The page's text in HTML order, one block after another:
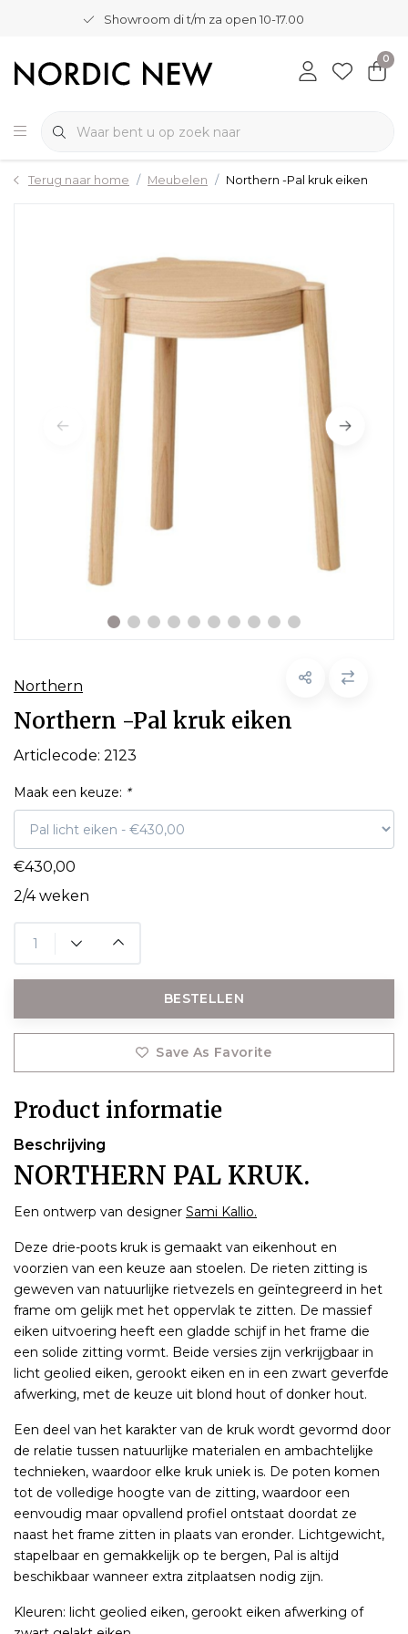
Showroom di t/m za open 10-17.00
0
Terug naar home Meubelen Northern -Pal kruk eiken
Northern
Northern -Pal kruk eiken
Articlecode: 2123
Maak een keuze: *
€430,00
2/4 weken
BESTELLEN
Save As Favorite
Product informatie
Beschrijving
NORTHERN PAL KRUK.
Een ontwerp van designer Sami Kallio.
Deze drie-poots kruk is gemaakt van eikenhout en
voorzien van een keuze aan stoelen. De rieten zitting is
geweven van natuurlijke rietvezels en geïntegreerd in het
frame om gelijk met het oppervlak te zitten. De massief
eiken uitvoering heeft een gladde schijf in het frame die
een solide zitting vormt. Beide versies zijn verkrijgbaar in
licht geolied eiken, gerookt eiken en in een zwart geverfde
afwerking, met de keuze uit blond hout of donker hout.
Een deel van het karakter van de kruk wordt gevormd door
de relatie tussen natuurlijke materialen en ambachtelijke
technieken, waardoor elke kruk uniek is. De poten komen
tot de volledige hoogte van de zitting, waardoor een
eenvoudig maar opvallend profiel ontstaat doordat ze
naast het frame zitten in plaats van eronder. Lichtgewicht,
stapelbaar en gemakkelijk op te bergen, Pal is altijd
beschikbaar wanneer extra zitplaatsen nodig zijn.
Kleuren: licht geolied eiken, gerookt eiken afwerking of